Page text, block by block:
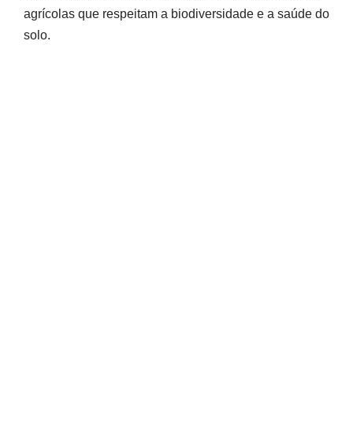
agrícolas que respeitam a biodiversidade e a saúde do
solo.